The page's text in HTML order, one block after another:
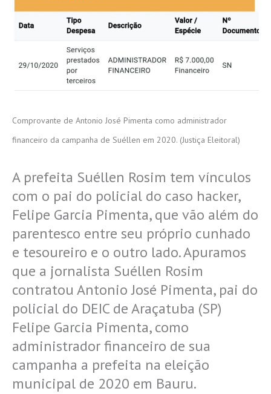
Comprovante de Antonio José Pimenta como administrador
financeiro da campanha de Suéllen em 2020. (Justiça Eleitoral)
A prefeita Suéllen Rosim tem vínculos
com o pai do policial do caso hacker,
Felipe Garcia Pimenta, que vão além do
parentesco entre seu próprio cunhado
e tesoureiro e o outro lado. Apuramos
que a jornalista Suéllen Rosim
contratou Antonio José Pimenta, pai do
policial do DEIC de Araçatuba (SP)
Felipe Garcia Pimenta, como
administrador financeiro de sua
campanha a prefeita na eleição
municipal de 2020 em Bauru.